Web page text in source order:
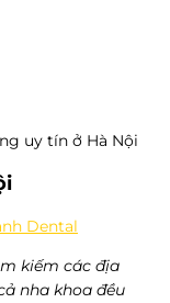
uy tín ở Hà Nội
Dental
kiếm các địa
nha khoa đều